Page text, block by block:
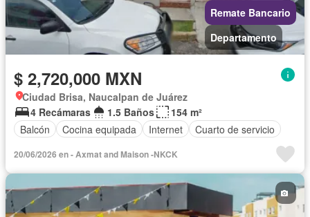
Remate Bancario
Departamento
$ 2,720,000 MXN
Ciudad Brisa, Naucalpan de Juárez
4 Recámaras
1.5 Baños
154 m²
Balcón
Cocina equipada Internet Cuarto de servicio
20/06/2026 en - Axmat and Maison -NKCK